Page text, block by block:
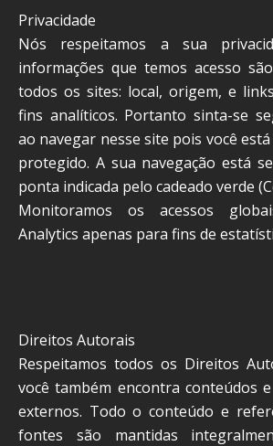
Privacidade
Nós respeitamos a sua
informações que temos acesso
todos os sites: local, origem, e
fins analíticos. Portanto sinta-se
ao navegar nesse site pois você
protegido. A sua navegação está
ponta indicada pelo cadeado verde
Monitoramos os acessos
Analytics apenas para fins de
Direitos Autorais
Respeitamos todos os Direitos
você também encontra conteúdos
externos. Todo o conteúdo e
fontes são mantidas